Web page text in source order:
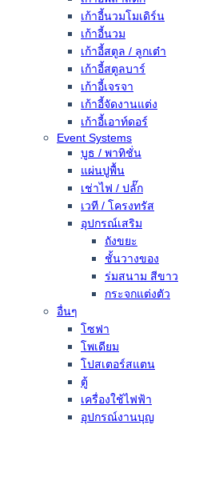
เก้าอี้นวมโมเดิร์น
เก้าอี้นวม
เก้าอี้สตูล / ลูกเต๋า
เก้าอี้สตูลบาร์
เก้าอี้เจรจา
เก้าอี้จัดงานแต่ง
เก้าอี้เอาท์ดอร์
Event Systems
บูธ / พาทิชั่น
แผ่นปูพื้น
เช่าไฟ / ปลั๊ก
เวที / โครงทรัส
อุปกรณ์เสริม
ถังขยะ
ชั้นวางของ
ร่มสนาม สีขาว
กระจกแต่งตัว
อื่นๆ
โซฟา
โพเดียม
โปสเตอร์สแตน
ตู้
เครื่องใช้ไฟฟ้า
อุปกรณ์งานบุญ